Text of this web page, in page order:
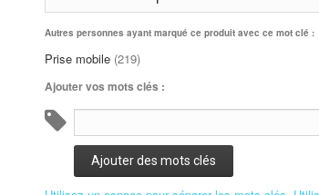
Autres personnes ayant marqué ce produit avec ce mot clé :
Prise mobile (219)
Ajouter vos mots clés :
Ajouter des mots clés